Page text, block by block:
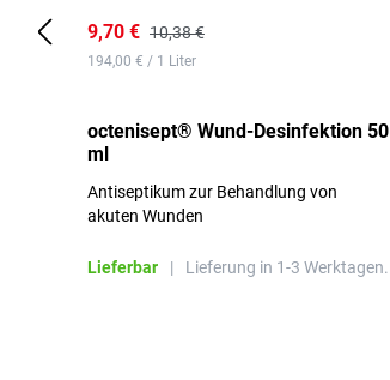
9,70 € 10,38 €
194,00 € / 1 Liter
octenisept® Wund-Desinfektion 50
ml
Antiseptikum zur Behandlung von
akuten Wunden
Lieferbar | Lieferung in 1-3 Werktagen.